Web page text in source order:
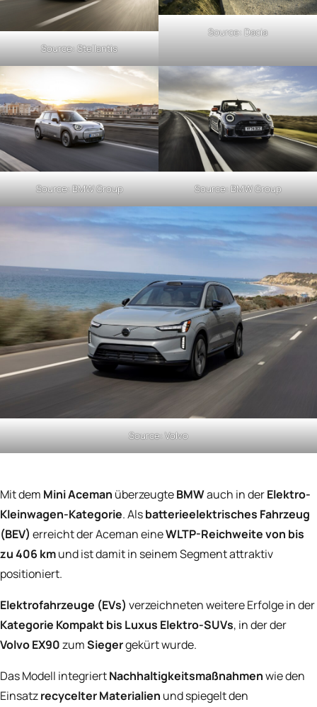
Source: Stellantis
Source: Dacia
Source: BMW Group Source: BMW Group
Source: Volvo
Mit dem Mini Aceman überzeugteBMWauch in derElektro-
Kleinwagen-Kategorie. Alsbatterieelektrisches Fahrzeug
(BEV) erreicht der Aceman eineWLTP-Reichweite von bis
zu 406 kmund ist damit in seinem Segment attraktiv
positioniert.
Elektrofahrzeuge (EVs) verzeichneten weitere Erfolge in der
Kategorie Kompakt bis Luxus Elektro-SUVs, in der der
Volvo EX90zumSiegergekürt wurde.
Das Modell integriertNachhaltigkeitsmaßnahmenwie den
Einsatzrecycelter Materialien und spiegelt den